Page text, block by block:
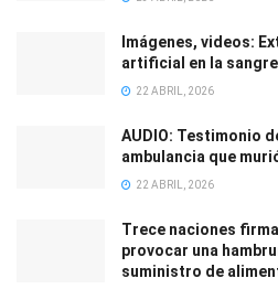
Imágenes, videos:
artificial en la
22 ABRIL, 2026
AUDIO: Testimonio
ambulancia que
22 ABRIL, 2026
Trece naciones
provocar una
suministro de